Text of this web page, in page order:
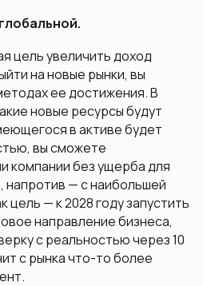
цель увеличить доход
на новые рынки, вы
ее достижения. В
новые ресурсы будут
в активе будет
вы сможете
компании без ущерба для
напротив — с наибольшей
цель — к 2028 году запустить
направление бизнеса,
с реальностью через 10
с рынка что-то более